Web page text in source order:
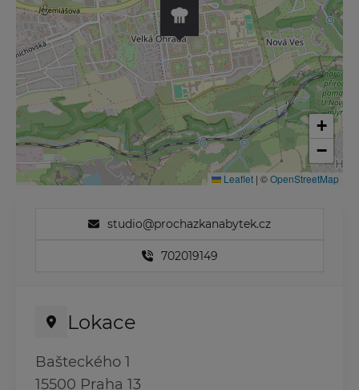
studio@prochazkanabytek.cz
702019149
Lokace
Bašteckého 1
15500 Praha 13
+
−
Leaflet | ©OpenStreetMap